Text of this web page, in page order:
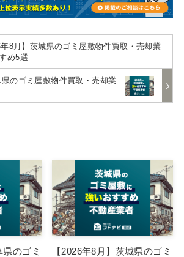
年8月】茨城県のゴミ屋敷物件買取・売却業
め5選
県のゴミ屋敷物件買取・売却業
県のゴミ
【2026年8月】茨城県のゴミ